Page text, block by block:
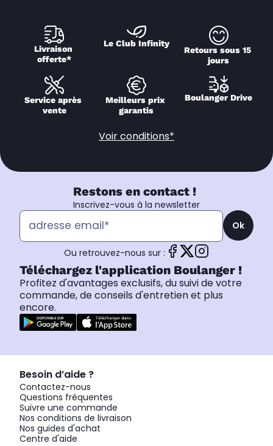
Livraison
offerte*
Le Club Infinity
Retours sous 15
jours
Service après
vente
Meilleurs prix
garantis
Boulanger Drive
Voir conditions*
Restons en contact !
Inscrivez-vous à la newsletter
Ok
Ou retrouvez-nous sur :
Téléchargez l'application Boulanger !
Profitez d'avantages exclusifs, du suivi de votre
commande, de conseils d'entretien et plus
encore.
Besoin d’aide ?
Contactez-nous
Questions fréquentes
Suivre une commande
Nos conditions de livraison
Nos guides d'achat
Centre d'aide